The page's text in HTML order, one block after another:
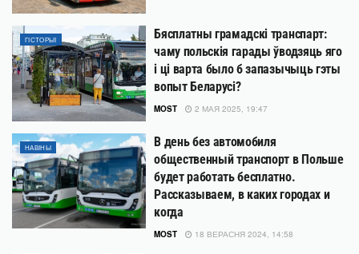
ГІСТОРЫІ
Бясплатны грамадскі транспарт:
чаму польскія гарады ўводзяць яго
і ці варта было б запазычыць гэты
вопыт Беларусі?
MOST 2 МАЯ 2025, 19:47
НАВІНЫ
В день без автомобиля
общественный транспорт в Польше
будет работать бесплатно.
Рассказываем, в каких городах и
когда
MOST 18 ВЕРАСНЯ 2024, 14:58